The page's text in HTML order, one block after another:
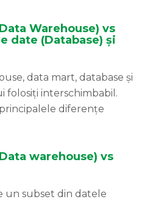
Warehouse) vs
date (Database) și
data mart, database și
folosiți interschimbabil.
diferențe
warehouse) vs
un subset din datele